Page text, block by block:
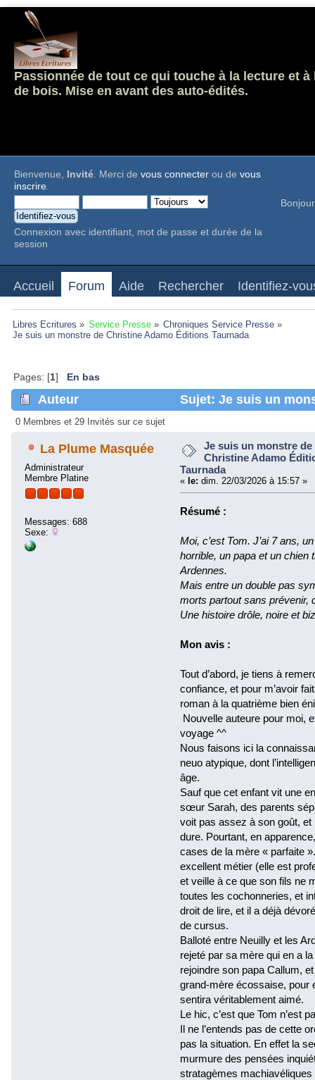
Passionnée de tout ce qui touche à la lecture et
de bois. Mise en avant des auto-édités.
Bienvenue, Invité. Merci de vous connecter ou de vous
inscrire.
Connexion avec identifiant, mot de passe et durée de la
session
Accueil Forum Aide Rechercher Identifiez-
Libres Ecritures » Service Presse» Chroniques Service Presse »
Je suis un monstre de Christine Adamo Éditions Taurnada
Pages: [1] En bas
Auteur
Sujet: Je suis un
Taurnada (Lu 224015 fois)
0 Membres et 29 Invités sur ce sujet
La Plume Masquée
Administrateur
Membre Platine
Messages: 688
Sexe:
Je suis un monstre de
Christine Adamo
Taurnada
« le: dim. 22/03/2026 à 15:57 »
Résumé :
Moi, c’est Tom. J’ai 7 ans,
horrible, un papa et un chien
Ardennes.
Mais entre un double pas
morts partout sans prévenir,
Une histoire drôle, noire et
Mon avis :
Tout d’abord, je tiens à
confiance, et pour m’avoir
roman à la quatrième bien
Nouvelle auteure pour moi,
voyage ^^
Nous faisons ici la
neuo atypique, dont
âge.
Sauf que cet enfant vit une
sœur Sarah, des parents
voit pas assez à son goût,
dure. Pourtant, en
cases de la mère « parfaite
excellent métier (elle est
et veille à ce que son fils ne
toutes les cochonneries, et
droit de lire, et il a déjà
de cursus.
Balloté entre Neuilly et les
rejeté par sa mère qui en a
rejoindre son papa Callum,
grand-mère écossaise, pour
sentira véritablement aimé.
Le hic, c’est que Tom n’est
Il ne l’entends pas de cette
pas la situation. En effet la
murmure des pensées
stratagèmes